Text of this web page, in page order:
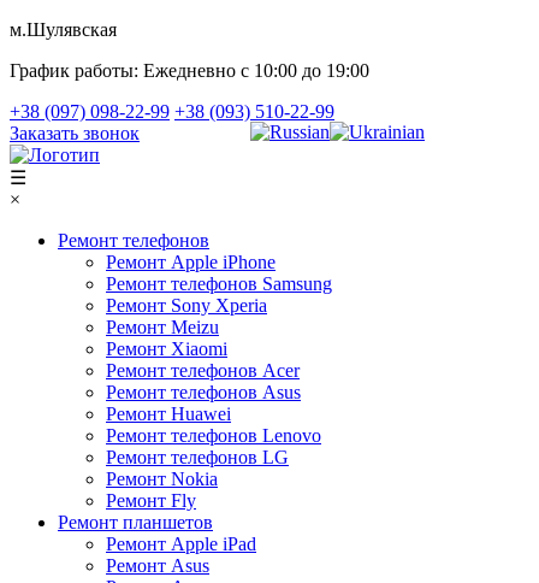
м.Шулявская
График работы: Ежедневно с 10:00 до 19:00
+38 (097) 098-22-99 +38 (093) 510-22-99
Заказать звонок
☰
×
Ремонт телефонов
Ремонт Apple iPhone
Ремонт телефонов Samsung
Ремонт Sony Xperia
Ремонт Meizu
Ремонт Xiaomi
Ремонт телефонов Acer
Ремонт телефонов Asus
Ремонт Huawei
Ремонт телефонов Lenovo
Ремонт телефонов LG
Ремонт Nokia
Ремонт Fly
Ремонт планшетов
Ремонт Apple iPad
Ремонт Asus